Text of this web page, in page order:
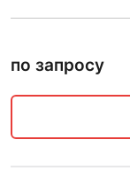
по запросу